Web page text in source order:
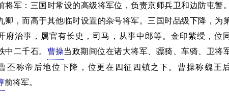
军：三国时常设的高级将军位，负责京师兵卫和边防屯警
卿，而高于其他临时设置的杂号将军。三国时品级下降，为
府治事，属官有长史，司马，从事中郎等。金印紫绶，位
中二千石。 曹操当政期间位在诸大将军、骠骑、车骑、卫将
丕称帝后地位下降，位更在四征四镇之下。曹操称魏王
前将军。